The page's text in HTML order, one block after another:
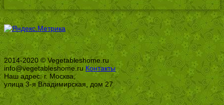
2014-2020 © Vegetableshome.ru
info@vegetableshome.ruКонтакты
Наш адрес: г. Москва,
улица 3-я Владимирская, дом 27